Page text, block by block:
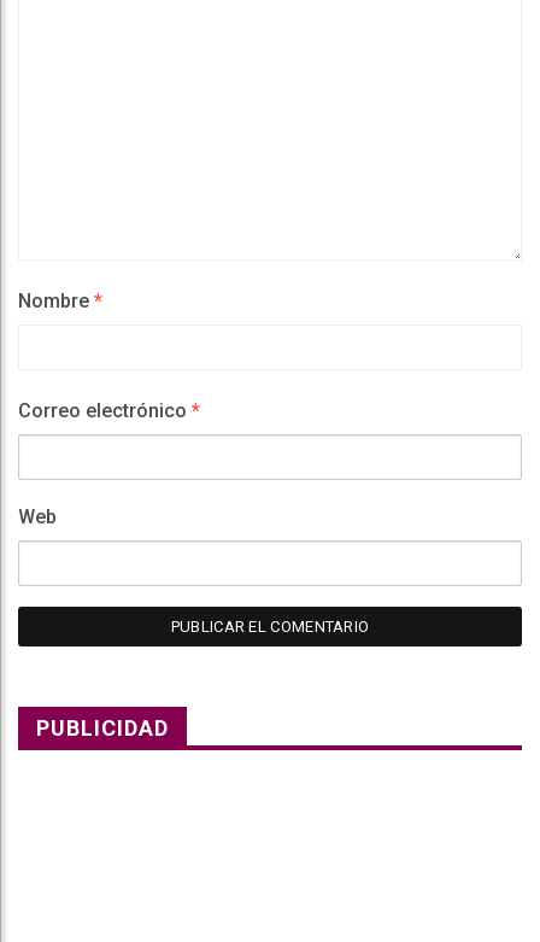
Nombre *
Correo electrónico *
Web
PUBLICIDAD